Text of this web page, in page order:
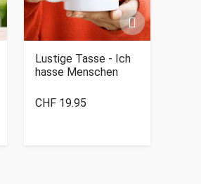
Lustige Tasse - Ich
hasse Menschen
CHF 19.95